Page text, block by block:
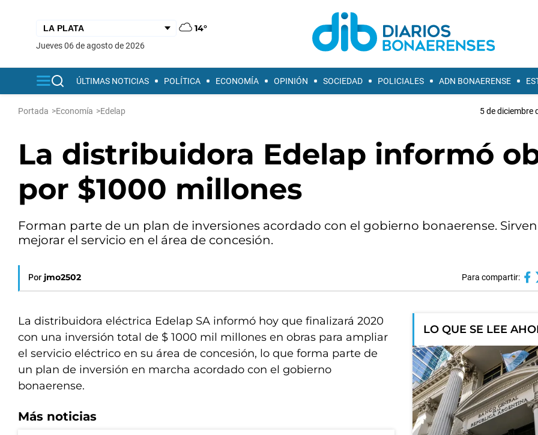
14°
jueves 06 de agosto de 2026
ÚLTIMAS NOTICIAS POLÍTICA ECONOMÍA OPINIÓN SOCIEDAD POLICIALES ADN BONAERENSE
Portada >Economía >Edelap 5 de diciembre
La distribuidora Edelap informó
por $1000 millones
Forman parte de un plan de inversiones acordado con el gobierno bonaerense.
mejorar el servicio en el área de concesión.
Por jmo2502 Para compartir:
La distribuidora eléctrica Edelap SA informó hoy que finalizará 2020
con una inversión total de $ 1000 mil millones en obras para ampliar
el servicio eléctrico en su área de concesión, lo que forma parte de
un plan de inversión en marcha acordado con el gobierno
bonaerense.
Más noticias
LO QUE SE LEE